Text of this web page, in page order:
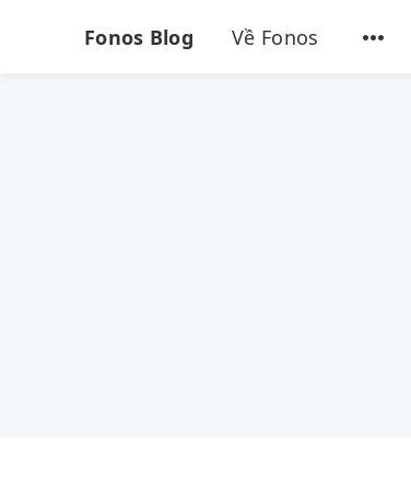
Fonos Blog Về Fonos